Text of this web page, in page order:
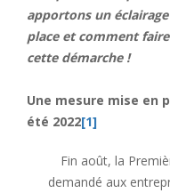
apportons un
place et comment
cette démarche !
Une mesure mise en
été 2022[1]
Fin août, la
demandé aux